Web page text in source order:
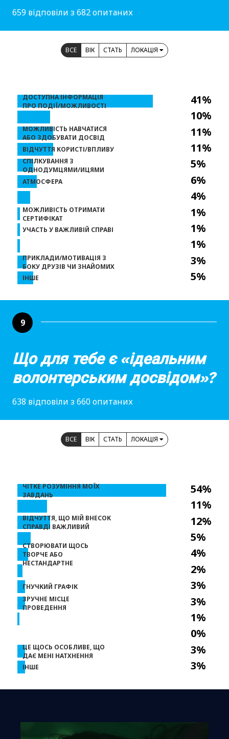
659 відповіли з 682 опитаних
ВСЕ ВІК СТАТЬ ЛОКАЦІЯ
41%
10%
11%
11%
5%
6%
4%
1%
1%
1%
3%
5%
ДОСТУПНА ІНФОРМАЦІЯ
ПРО ПОДІЇ/МОЖЛИВОСТІ
МОЖЛИВІСТЬ НАВЧАТИСЯ
АБО ЗДОБУВАТИ ДОСВІД
ВІДЧУТТЯ КОРИСТІ/ВПЛИВУ
СПІЛКУВАННЯ З
ОДНОДУМЦЯМИ/ИЦЯМИ
АТМОСФЕРА
МОЖЛИВІСТЬ ОТРИМАТИ
СЕРТИФІКАТ
УЧАСТЬ У ВАЖЛИВІЙ СПРАВІ
ПРИКЛАДИ/МОТИВАЦІЯ З
БОКУ ДРУЗІВ ЧИ ЗНАЙОМИХ
ІНШЕ
9
Що для тебе є «ідеальним
волонтерським досвідом»?
638 відповіли з 660 опитаних
ВСЕ ВІК СТАТЬ ЛОКАЦІЯ
54%
11%
12%
5%
4%
2%
3%
3%
1%
0%
3%
3%
ЧІТКЕ РОЗУМІННЯ МОЇХ
ЗАВДАНЬ
ВІДЧУТТЯ, ЩО МІЙ ВНЕСОК
СПРАВДІ ВАЖЛИВИЙ
СТВОРЮВАТИ ЩОСЬ
ТВОРЧЕ АБО
НЕСТАНДАРТНЕ
ГНУЧКИЙ ГРАФІК
ЗРУЧНЕ МІСЦЕ
ПРОВЕДЕННЯ
ЦЕ ЩОСЬ ОСОБЛИВЕ, ЩО
ДАЄ МЕНІ НАТХНЕННЯ
ІНШЕ